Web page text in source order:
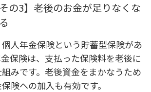
の3】老後のお金が足りなくな
人年金保険という貯蓄型保険があ
保険は、支払った保険料を老後に
みです。老後資金をまかなうため
険への加入も有効です。